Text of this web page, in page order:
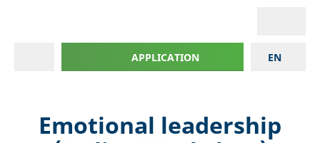
EN
APPLICATION
Emotional leadership